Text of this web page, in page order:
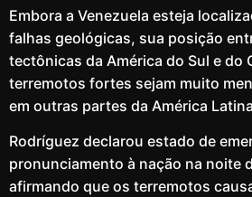
Embora a Venezuela esteja
falhas geológicas, sua posição
tectônicas da América do Sul e do
terremotos fortes sejam muito
em outras partes da América
Rodríguez declarou estado de
pronunciamento à nação na noite
afirmando que os terremotos